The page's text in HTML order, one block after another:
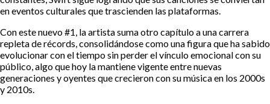
en eventos culturales que trascienden las plataformas.
Con este nuevo #1, la artista suma otro capítulo a una carrera
repleta de récords, consolidándose como una figura que ha sabido
evolucionar con el tiempo sin perder el vínculo emocional con su
público, algo que hoy la mantiene vigente entre nuevas
generaciones y oyentes que crecieron con su música en los 2000s
y 2010s.